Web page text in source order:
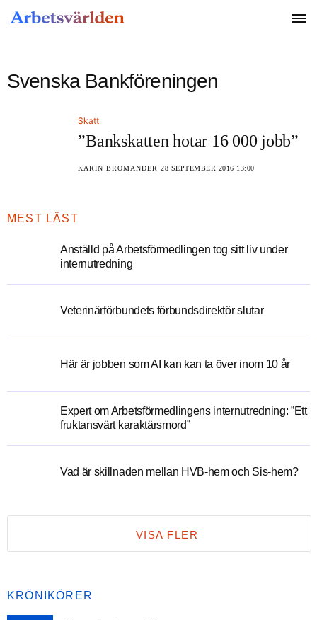
Svenska Bankföreningen
Skatt
”Bankskatten hotar 16 000 jobb”
KARIN BROMANDER28 SEPTEMBER 2016 13:00
MEST LÄST
Anställd på Arbetsförmedlingen tog sitt liv under
internutredning
Veterinärförbundets förbundsdirektör slutar
Här är jobben som AI kan kan ta över inom 10 år
Expert om Arbetsförmedlingens internutredning: ”Ett
fruktansvärt karaktärsmord”
Vad är skillnaden mellan HVB-hem och Sis-hem?
VISA FLER
KRÖNIKÖRER